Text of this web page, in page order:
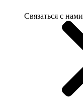
Связаться с нами